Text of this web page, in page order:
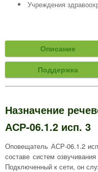
Учреждения
Описание
Поддержка
Назначение
АСР-06.1.2 исп. 3
Оповещатель АСР-06.1.2
составе систем
Подключенный к сети, он